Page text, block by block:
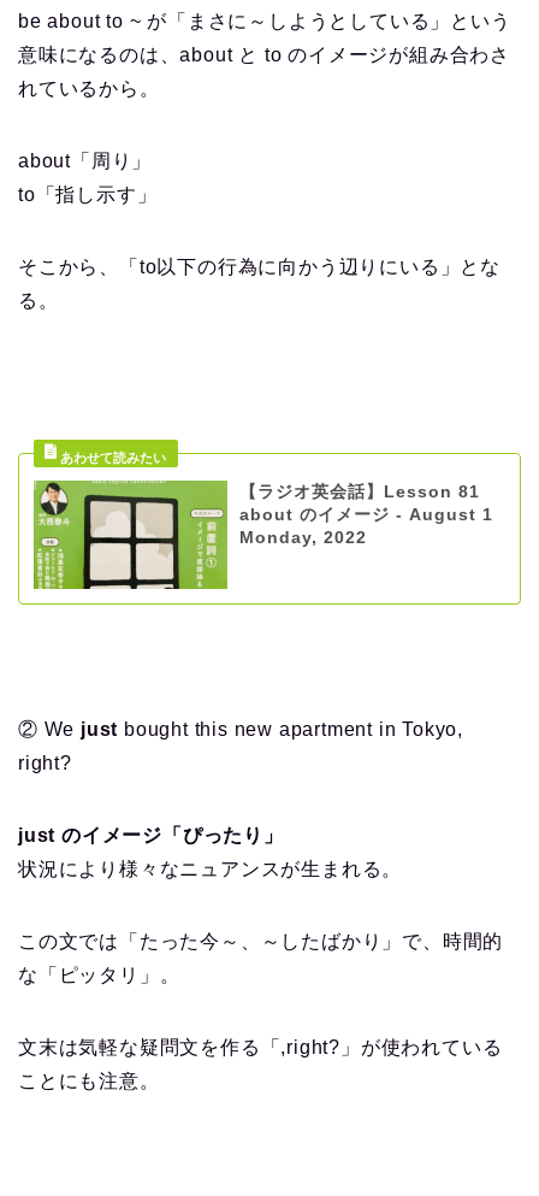
be about to ~ が「まさに～しようとしている」という
意味になるのは、about と to のイメージが組み合わさ
れているから。
about「周り」
to「指し示す」
そこから、「to以下の行為に向かう辺りにいる」とな
る。
【ラジオ英会話】Lesson 81
about のイメージ - August 1
Monday, 2022
② We just bought this new apartment in Tokyo,
right?
just のイメージ「ぴったり」
状況により様々なニュアンスが生まれる。
この文では「たった今～、～したばかり」で、時間的
な「ピッタリ」。
文末は気軽な疑問文を作る「,right?」が使われている
ことにも注意。